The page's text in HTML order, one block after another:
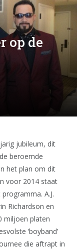
op de
jubileum, dit
beroemde
het plan om dit
voor 2014 staat
A.J.
Richardson en
miljoen platen
‘boyband’
die aftrapt in